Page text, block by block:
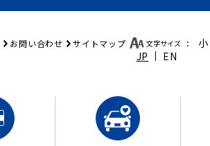
お問い合わせ サイトマップ 文字サイズ ：
小
JP
EN